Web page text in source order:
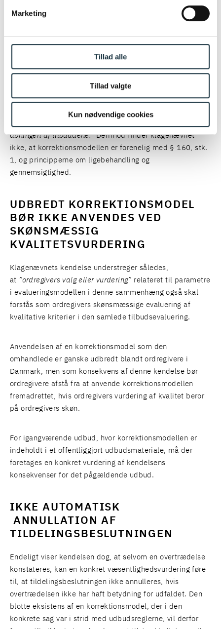
Marketing
Tillad alle
Tillad valgte
Kun nødvendige cookies
må endvidere ikke afhænge af ordregiverens valg eller
vurdering efter åbningen af tilbuddene.
citerer klagenævnet fra de specielle bemærkninger fra
lovændringerne af § 160 fra 2019 og konstaterer i den
”den primære lineære evalueringsmodel for
underkriteriet ”Pris” er entydigt fastlagt og beskrevet i
udbudsmaterialet, og beregningen af point er ikke
åbningen af tilbuddene.”Derimod finder klagenævnet
ikke, at korrektionsmodellen er forenelig med § 160, stk.
1, og principperne om ligebehandling og
gennemsigtighed.
UDBREDT KORREKTIONSMODEL
BØR IKKE ANVENDES VED
SKØNSMÆSSIG
KVALITETSVURDERING
Klagenævnets kendelse understreger således,
at ”ordregivers valg eller vurdering” relateret til parametre
i evalueringsmodellen i denne sammenhæng også skal
forstås som ordregivers skønsmæssige evaluering af
kvalitative kriterier i den samlede tilbudsevaluering.
Anvendelsen af en korrektionsmodel som den
omhandlede er ganske udbredt blandt ordregivere i
Danmark, men som konsekvens af denne kendelse bør
ordregivere afstå fra at anvende korrektionsmodellen
fremadrettet, hvis ordregivers vurdering af kvalitet beror
på ordregivers skøn.
For igangværende udbud, hvor korrektionsmodellen er
indeholdt i et offentliggjort udbudsmateriale, må der
foretages en konkret vurdering af kendelsens
konsekvenser for det pågældende udbud.
IKKE AUTOMATISK
ANNULLATION AF
TILDELINGSBESLUTNINGEN
Endeligt viser kendelsen dog, at selvom en overtrædelse
konstateres, kan en konkret væsentlighedsvurdering føre
til, at tildelingsbeslutningen ikke annulleres, hvis
overtrædelsen ikke har haft betydning for udfaldet. Den
blotte eksistens af en korrektionsmodel, der i den
konkrete sag var i strid med udbudsreglerne, vil derfor